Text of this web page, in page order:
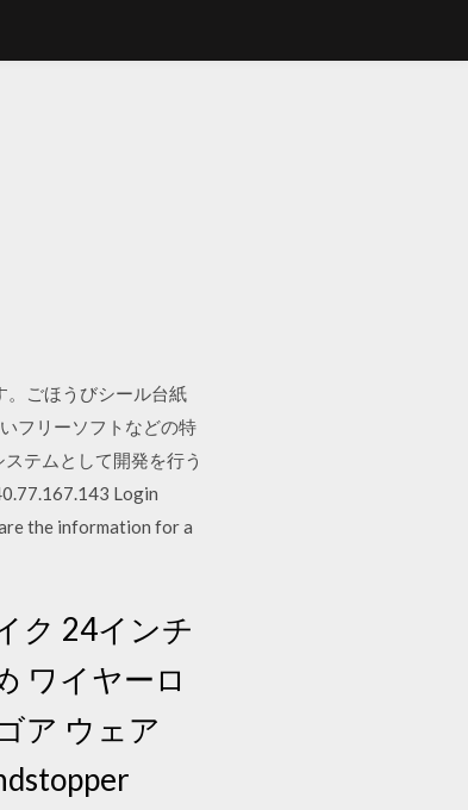
。ごほうびシール台紙
フリーソフトなどの特
テムとして開発を行う
Login
the information for a
ク 24インチ
ワイヤーロ
ア ウェア